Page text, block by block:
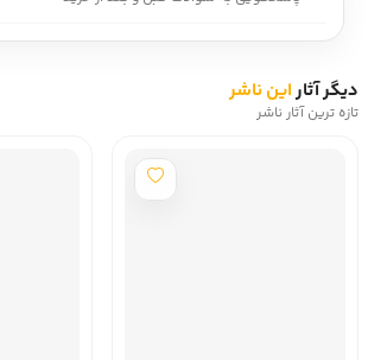
دیگر آثاراین ناشر
تازه ترین آثار ناشر